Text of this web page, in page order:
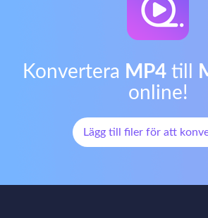
Konvertera MP4till
online!
Lägg till filer för att